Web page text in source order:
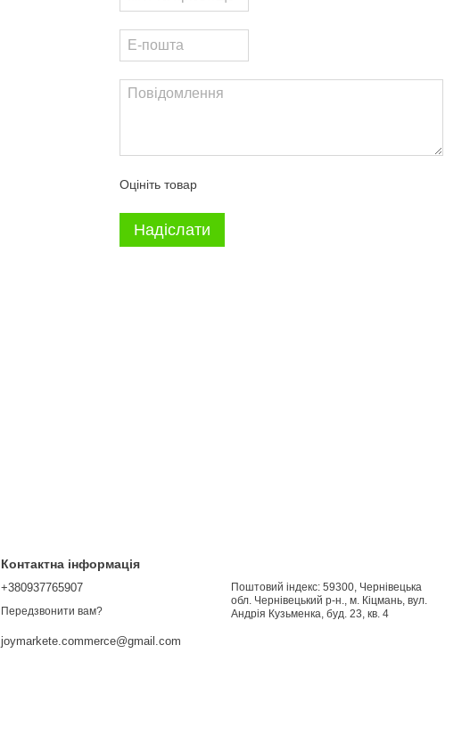
Оцініть товар
Надіслати
Контактна інформація
+380937765907
Передзвонити вам?
joymarkete.commerce@gmail.com
Поштовий індекс: 59300, Чернівецька
обл. Чернівецький р-н., м. Кіцмань, вул.
Андрія Кузьменка, буд. 23, кв. 4